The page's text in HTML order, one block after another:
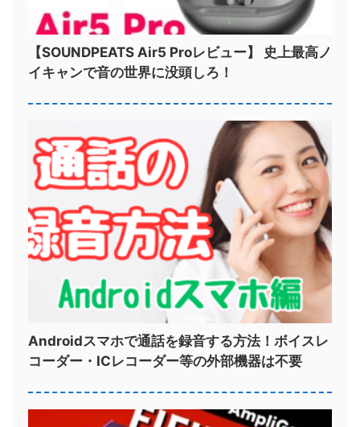
【SOUNDPEATS Air5 Proレビュー】 史上最高ノ
イキャンで音の世界に没頭しろ！
Androidスマホで通話を録音する方法！ボイスレ
コーダー・ICレコーダー等の外部機器は不要